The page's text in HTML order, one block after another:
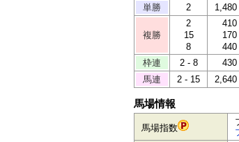
単勝 2 1,480
複勝
2
15
8
410
170
440
枠連
2 - 8 430
馬連
2 - 15 2,640
馬場情報
馬場指数